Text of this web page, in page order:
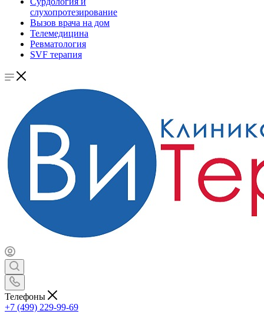
слухопротезирование
Вызов врача на дом
Телемедицина
Ревматология
SVF терапия
Телефоны
+7 (499) 229-99-69